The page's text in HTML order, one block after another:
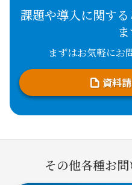
課題や導入に関す
ま
まずはお気軽にお
資料
その他各種お